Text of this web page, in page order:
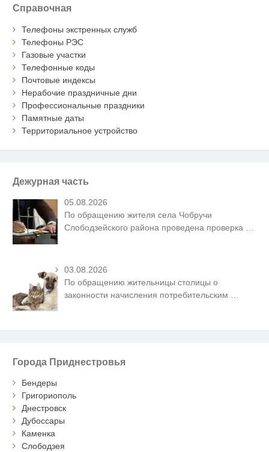
Справочная
Телефоны экстренных служб
Телефоны РЭС
Газовые участки
Телефонные коды
Почтовые индексы
Нерабочие праздничные дни
Профессиональные праздники
Памятные даты
Территориальное устройство
Дежурная часть
05.08.2026
По обращению жителя села Чобручи
Слободзейского района проведена проверка …
03.08.2026
По обращению жительницы столицы о
законности начисления потребительским
Города Приднестровья
Бендеры
Григориополь
Днестровск
Дубоссары
Каменка
Слободзея